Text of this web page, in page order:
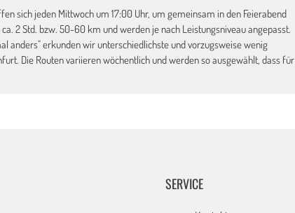
sich jeden Mittwoch um 17:00 Uhr, um gemeinsam in den Feierabend
2 Std. bzw. 50-60 km und werden je nach Leistungsniveau angepasst.
anders" erkunden wir unterschiedlichste und vorzugsweise wenig
Die Routen variieren wöchentlich und werden so ausgewählt, dass für
SERVICE